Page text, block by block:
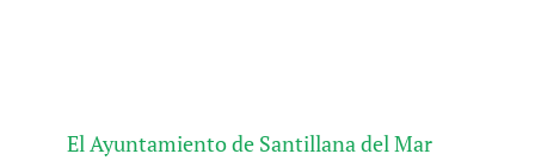
El Ayuntamiento de Santillana del Mar